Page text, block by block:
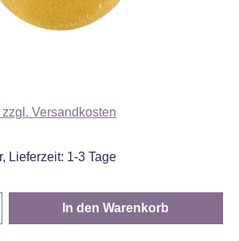
Versandkosten
Lieferzeit: 1-3 Tage
Gib den gewünschten
In den Warenkorb